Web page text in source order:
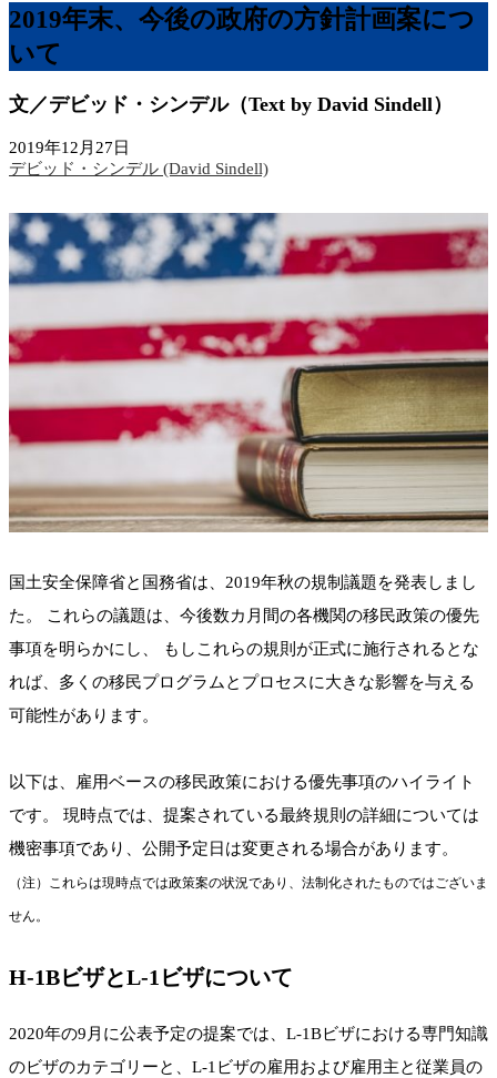
2019年末、今後の政府の方針計画案につ
いて
文／デビッド・シンデル（Text by David Sindell）
2019年12月27日
デビッド・シンデル (David Sindell)
国土安全保障省と国務省は、2019年秋の規制議題を発表しまし
た。 これらの議題は、今後数カ月間の各機関の移民政策の優先
事項を明らかにし、 もしこれらの規則が正式に施行されるとな
れば、多くの移民プログラムとプロセスに大きな影響を与える
可能性があります。
以下は、雇用ベースの移民政策における優先事項のハイライト
です。 現時点では、提案されている最終規則の詳細については
機密事項であり、公開予定日は変更される場合があります。
（注）これらは現時点では政策案の状況であり、法制化されたものではございま
せん。
H-1BビザとL-1ビザについて
2020年の9月に公表予定の提案では、L-1Bビザにおける専門知識
のビザのカテゴリーと、L-1ビザの雇用および雇用主と従業員の